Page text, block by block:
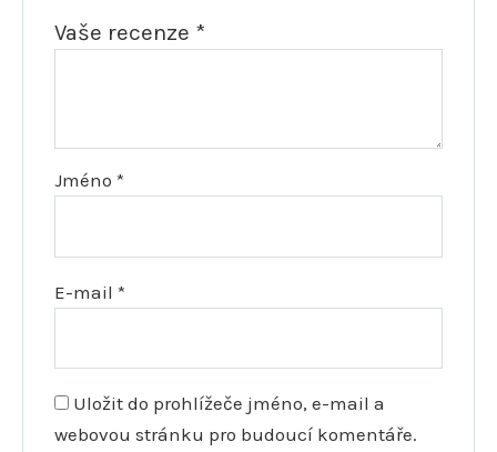
Vaše recenze *
Jméno*
E-mail*
Uložit do prohlížeče jméno, e-mail a
webovou stránku pro budoucí komentáře.